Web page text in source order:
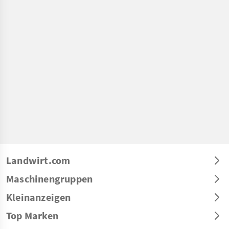
Landwirt.com
Maschinengruppen
Kleinanzeigen
Top Marken